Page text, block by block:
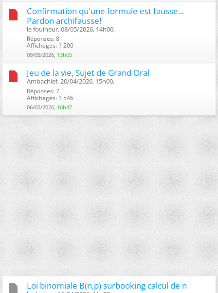
Confirmation qu'une formule est fausse...
Pardon archifausse!
le fouineur, 08/05/2026, 14h00, ‎
Réponses: 8
Affichages: 1 200
09/05/2026, 13h05
Jeu de la vie, Sujet de Grand Oral
Ambachief, 20/04/2026, 15h00, ‎
Réponses: 7
Affichages: 1 546
06/05/2026, 16h47
Loi binomiale B(n,p) surbooking calcul de n